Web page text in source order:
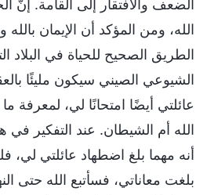
الضعف والافتقار إلى القامة. إنَّ
الله، ومن المؤكد أن الإيمان
الطريق الصحيح للحياة في البلاد
الشيوعي الصيني سيكون مليئًا
عائلتي أيضًا امتحانًا لي، لمعرفة
الله أم الشيطان. عند التفكير
أنه مهما بلغ اضطهاد عائلتي لي،
بلغت معاناتي، فسأتبع الله حتى